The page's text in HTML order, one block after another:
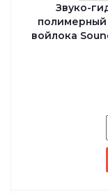
Звуко-
полимерный
войлока